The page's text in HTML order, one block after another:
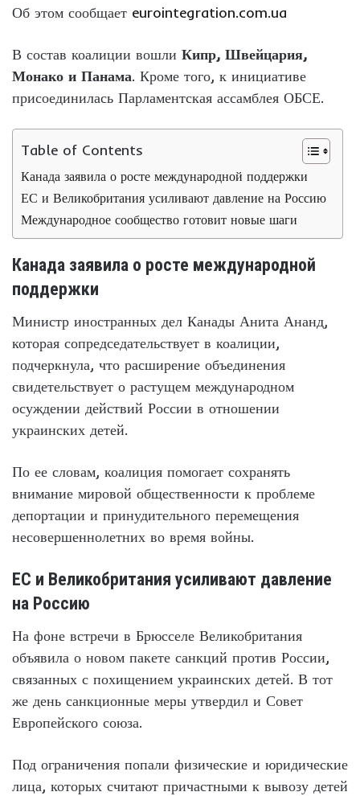
Об этом сообщает eurointegration.com.ua
В состав коалиции вошли Кипр, Швейцария,
Монако и Панама. Кроме того, к инициативе
присоединилась Парламентская ассамблея ОБСЕ.
Table of Contents
Канада заявила о росте международной поддержки
ЕС и Великобритания усиливают давление на Россию
Международное сообщество готовит новые шаги
Канада заявила о росте международной
поддержки
Министр иностранных дел Канады Анита Ананд,
которая сопредседательствует в коалиции,
подчеркнула, что расширение объединения
свидетельствует о растущем международном
осуждении действий России в отношении
украинских детей.
По ее словам, коалиция помогает сохранять
внимание мировой общественности к проблеме
депортации и принудительного перемещения
несовершеннолетних во время войны.
ЕС и Великобритания усиливают давление
на Россию
На фоне встречи в Брюсселе Великобритания
объявила о новом пакете санкций против России,
связанных с похищением украинских детей. В тот
же день санкционные меры утвердил и Совет
Европейского союза.
Под ограничения попали физические и юридические
лица, которых считают причастными к вывозу детей